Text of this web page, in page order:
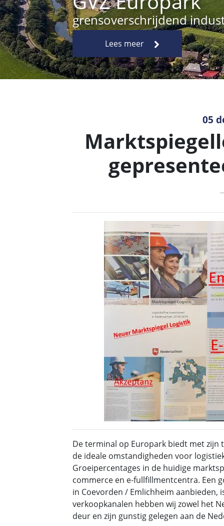
05
De terminal op Europark biedt met
de ideale omstandigheden voor
Groeipercentages in de huidige
commerce en e-fullfillmentcentra. Een
in Coevorden / Emlichheim aanbieden,
verkoopkanalen hebben wij zowel het
deur en zijn gunstig gelegen aan de